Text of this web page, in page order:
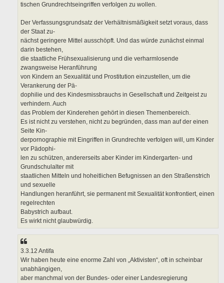
tischen Grundrechtseingriffen verfolgen zu wollen.
Der Verfassungsgrundsatz der Verhältnismäßigkeit setzt voraus, dass
der Staat zu-
nächst geringere Mittel ausschöpft. Und das würde zunächst einmal
darin bestehen,
die staatliche Frühsexualisierung und die verharmlosende
zwangsweise Heranführung
von Kindern an Sexualität und Prostitution einzustellen, um die
Verankerung der Pä-
dophilie und des Kindesmissbrauchs in Gesellschaft und Zeitgeist zu
verhindern. Auch
das Problem der Kinderehen gehört in diesen Themenbereich.
Es ist nicht zu verstehen, nicht zu begründen, dass man auf der einen
Seite Kin-
derpornographie mit Eingriffen in Grundrechte verfolgen will, um Kinder
vor Pädophi-
len zu schützen, andererseits aber Kinder im Kindergarten- und
Grundschulalter mit
staatlichen Mitteln und hoheitlichen Befugnissen an den Straßenstrich
und sexuelle
Handlungen heranführt, sie permanent mit Sexualität konfrontiert, einen
regelrechten
Babystrich aufbaut.
Es wirkt nicht glaubwürdig.
3.3.12 Antifa
Wir haben heute eine enorme Zahl von „Aktivisten“, oft in scheinbar
unabhängigen,
aber manchmal von der Bundes- oder einer Landesregierung